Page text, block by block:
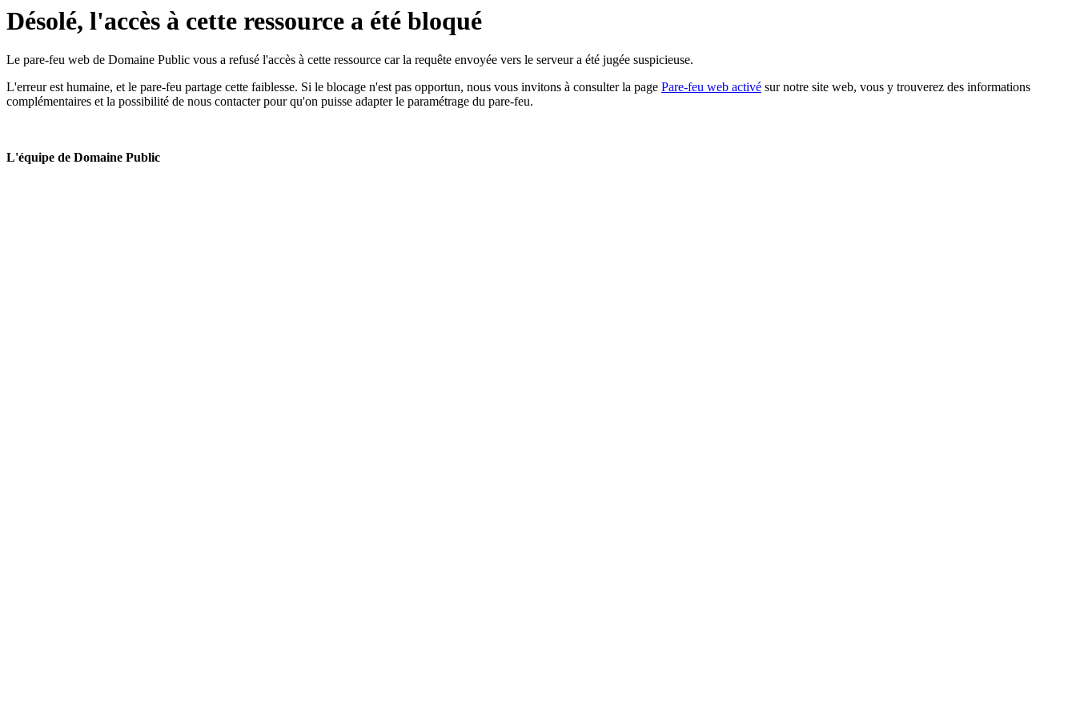
Désolé, l'accès à cette ressource a été bloqué
Le pare-feu web de Domaine Public vous a refusé l'accès à cette ressource car la requête envoyée vers le serveur a été jugée suspicieuse.
L'erreur est humaine, et le pare-feu partage cette faiblesse. Si le blocage n'est pas opportun, nous vous invitons à consulter la page Pare-feu web activé sur notre site web, vous y trouverez des informations
complémentaires et la possibilité de nous contacter pour qu'on puisse adapter le paramétrage du pare-feu.
L'équipe de Domaine Public